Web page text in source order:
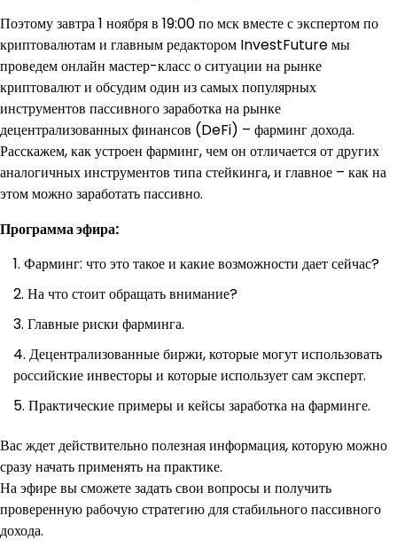
Поэтому завтра 1 ноября в 19:00 по мск вместе с экспертом по
криптовалютам и главным редактором InvestFuture мы
проведем онлайн мастер-класс о ситуации на рынке
криптовалют и обсудим один из самых популярных
инструментов пассивного заработка на рынке
децентрализованных финансов (DeFi) – фарминг дохода.
Расскажем, как устроен фарминг, чем он отличается от других
аналогичных инструментов типа стейкинга, и главное – как на
этом можно заработать пассивно.
Программа эфира:
Фарминг: что это такое и какие возможности дает сейчас?
На что стоит обращать внимание?
Главные риски фарминга.
Децентрализованные биржи, которые могут использовать
российские инвесторы и которые использует сам эксперт.
Практические примеры и кейсы заработка на фарминге.
Вас ждет действительно полезная информация, которую можно
сразу начать применять на практике.
На эфире вы сможете задать свои вопросы и получить
проверенную рабочую стратегию для стабильного пассивного
дохода.